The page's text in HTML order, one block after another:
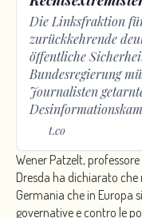
Die Linksfraktion
zurückkehrende
öffentliche
Bundesregierung
Journalisten
t.co
Wener Patzelt,
Dresda ha dichiarato che
Germania che in Europa
governative e contro le